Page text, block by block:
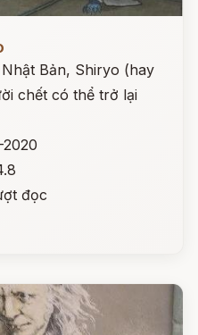
Bản, Shiryo (hay
chết có thể trở lại
đọc